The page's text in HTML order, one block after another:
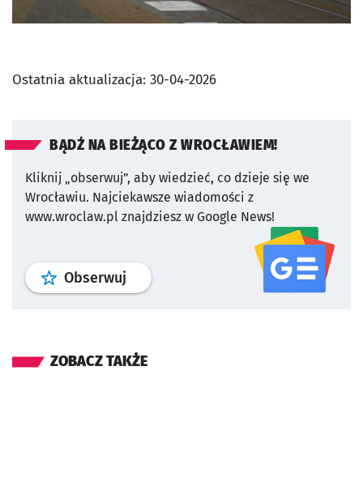
Ostatnia aktualizacja: 30-04-2026
BĄDŹ NA BIEŻĄCO Z WROCŁAWIEM!
Kliknij „obserwuj”, aby wiedzieć, co dzieje się we
Wrocławiu. Najciekawsze wiadomości z
www.wroclaw.pl znajdziesz w Google News!
Obserwuj profil serwisu
ZOBACZ TAKŻE